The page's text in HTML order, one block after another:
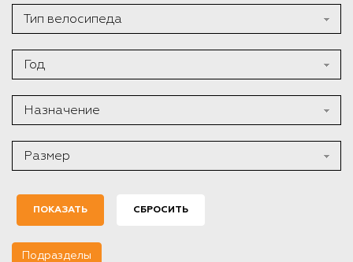
Тип велосипеда
Год
Назначение
Размер
Подразделы